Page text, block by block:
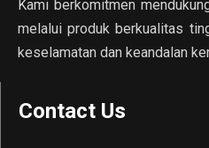
Kami berkomitmen
melalui produk berkualitas
keselamatan dan keandalan
Contact Us